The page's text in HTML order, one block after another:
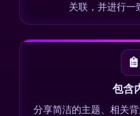
关联，并进行
包含
分享简洁的主题、相关